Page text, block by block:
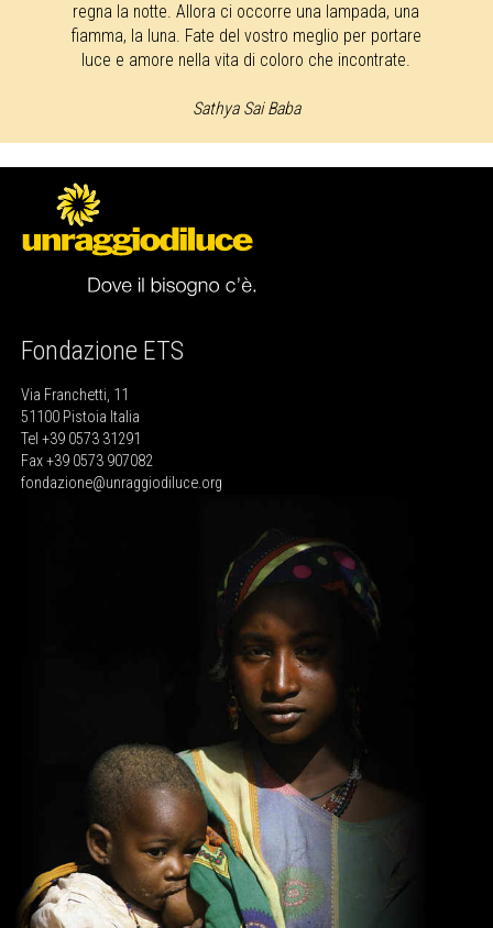
regna la notte. Allora ci occorre una lampada, una
fiamma, la luna. Fate del vostro meglio per portare
luce e amore nella vita di coloro che incontrate.
Sathya Sai Baba
Fondazione ETS
Via Franchetti, 11
51100 Pistoia Italia
Tel +39 0573 31291
Fax +39 0573 907082
fondazione@unraggiodiluce.org